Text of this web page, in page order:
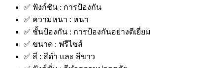
✅ ฟังก์ชัน : การป้องกัน
✅ ความหนา : หนา
✅ ชั้นป้องกัน : การป้องกันอย่างดีเยี่ยม
✅ ขนาด : ฟรีไซส์
✅ สี : สีดำ และ สีขาว